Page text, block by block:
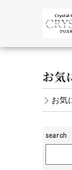
お気
お気